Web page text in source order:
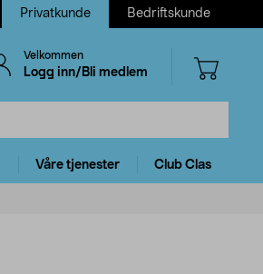
Privatkunde Bedriftskunde
Velkommen
Logg inn/Bli medlem
Våre tjenester Club Clas